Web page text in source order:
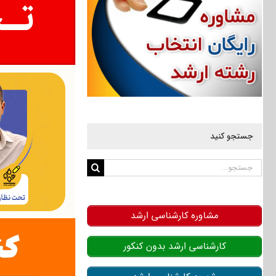
جستجو کنید
جستجو
مشاوره کارشناسی ارشد
کارشناسی ارشد بدون کنکور